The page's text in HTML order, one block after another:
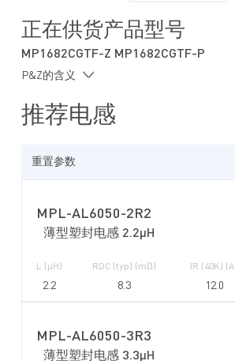
出色的负载瞬态性能
预偏置启动功能
过温关断保护
采用 SOT563 (1.6mmx1.6mm)封装
正在供货产品型号
MP1682CGTF-Z MP1682CGTF-P
P&Z的含义
推荐电感
重置参数
MPL-AL6050-2R2
薄型塑封电感 2.2µH
L (µH) RDC (typ) (mΩ) IR (40K) (A)
2.2 8.3 12.0
MPL-AL6050-3R3
薄型塑封电感 3.3µH